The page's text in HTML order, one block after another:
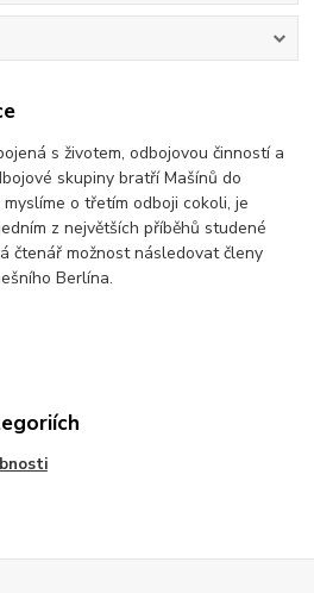
s životem, odbojovou činností a
skupiny bratří Mašínů do
o třetím odboji cokoli, je
z největších příběhů studené
čtenář možnost následovat členy
Berlína.